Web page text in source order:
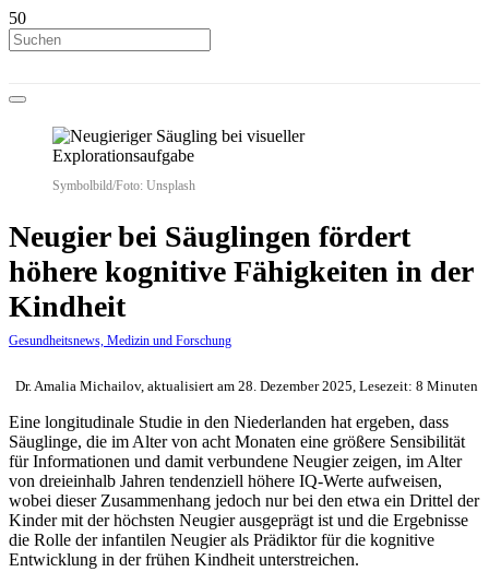
Symbolbild/Foto: Unsplash
Neugier bei Säuglingen fördert
höhere kognitive Fähigkeiten in der
Kindheit
Gesundheitsnews, Medizin und Forschung
Dr. Amalia Michailov, aktualisiert am 28. Dezember 2025, Lesezeit: 8 Minuten
Eine longitudinale Studie in den Niederlanden hat ergeben, dass
Säuglinge, die im Alter von acht Monaten eine größere Sensibilität
für Informationen und damit verbundene Neugier zeigen, im Alter
von dreieinhalb Jahren tendenziell höhere IQ-Werte aufweisen,
wobei dieser Zusammenhang jedoch nur bei den etwa ein Drittel der
Kinder mit der höchsten Neugier ausgeprägt ist und die Ergebnisse
die Rolle der infantilen Neugier als Prädiktor für die kognitive
Entwicklung in der frühen Kindheit unterstreichen.